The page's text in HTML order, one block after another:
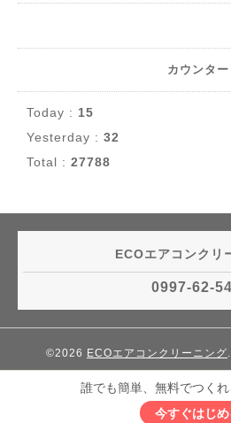
カウンター
Today : 15
Yesterday : 32
Total : 27788
ECOエアコンクリ
0997-62-
©2026 ECOエアコンクリーニング
誰でも簡単、無料でつく
今すぐはじめ